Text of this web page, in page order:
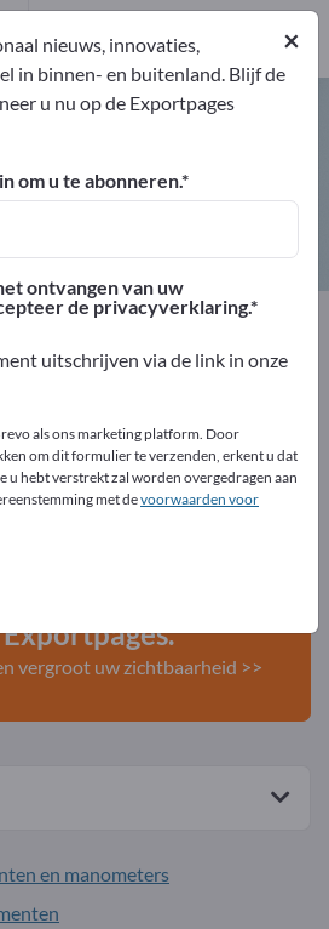
–
2
& Optiek
Meettechniek
en manometers
op Exportpages!
– Gebruikte goederen –
en uw
vergroot uw zichtbaarheid >>
en manometers
×
nieuws, innovaties,
in binnen- en buitenland. Blijf de
u nu op de Exportpages
om u te abonneren.
ontvangen van uw
de privacyverklaring.
uitschrijven via de link in onze
als ons marketing platform. Door
om dit formulier te verzenden, erkent u dat
u hebt verstrekt zal worden overgedragen aan
met devoorwaarden voor